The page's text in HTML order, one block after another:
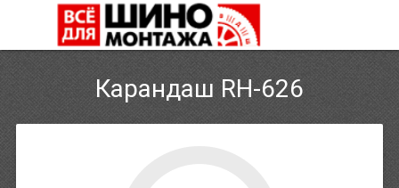
Карандаш RH-626